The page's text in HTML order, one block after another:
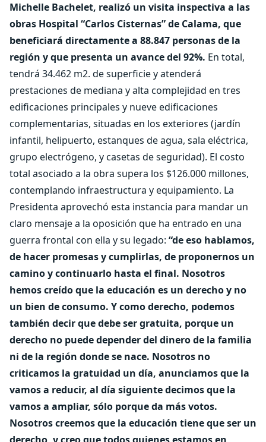
Michelle Bachelet, realizó un visita inspectiva a las
obras Hospital “Carlos Cisternas” de Calama, que
beneficiará directamente a 88.847 personas de la
región y que presenta un avance del 92%. En total,
tendrá 34.462 m2. de superficie y atenderá
prestaciones de mediana y alta complejidad en tres
edificaciones principales y nueve edificaciones
complementarias, situadas en los exteriores (jardín
infantil, helipuerto, estanques de agua, sala eléctrica,
grupo electrógeno, y casetas de seguridad). El costo
total asociado a la obra supera los $126.000 millones,
contemplando infraestructura y equipamiento. La
Presidenta aprovechó esta instancia para mandar un
claro mensaje a la oposición que ha entrado en una
guerra frontal con ella y su legado: “de eso hablamos,
de hacer promesas y cumplirlas, de proponernos un
camino y continuarlo hasta el final. Nosotros
hemos creído que la educación es un derecho y no
un bien de consumo. Y como derecho, podemos
también decir que debe ser gratuita, porque un
derecho no puede depender del dinero de la familia
ni de la región donde se nace. Nosotros no
criticamos la gratuidad un día, anunciamos que la
vamos a reducir, al día siguiente decimos que la
vamos a ampliar, sólo porque da más votos.
Nosotros creemos que la educación tiene que ser un